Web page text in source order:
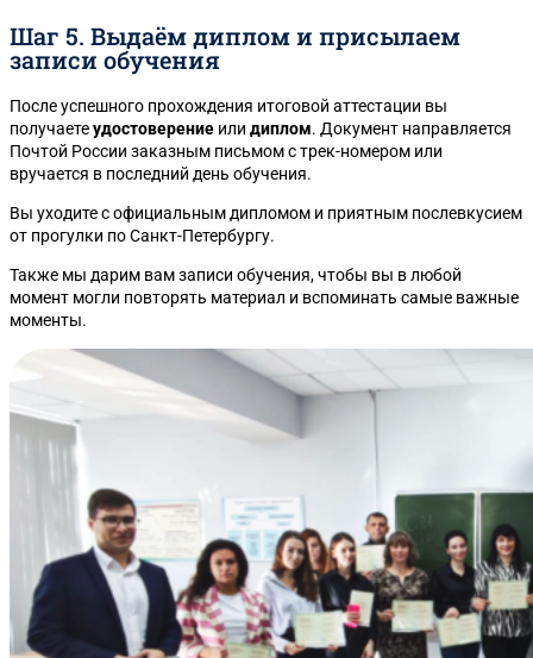
Шаг 5. Выдаём диплом и присылаем
записи обучения
После успешного прохождения итоговой аттестации вы
получаетеудостоверение или диплом. Документ направляется
Почтой России заказным письмом с трек-номером или
вручается в последний день обучения.
Вы уходите с официальным дипломом и приятным послевкусием
от прогулки по Санкт-Петербургу.
Также мы дарим вам записи обучения, чтобы вы в любой
момент могли повторять материал и вспоминать самые важные
моменты.